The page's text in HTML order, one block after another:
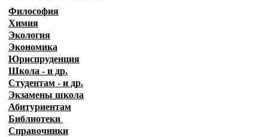
Философия
Химия
Экология
Экономика
Юриспруденция
Школа - и др.
Студентам - и др.
Экзамены школа
Абитуриентам
Библиотеки
Справочники